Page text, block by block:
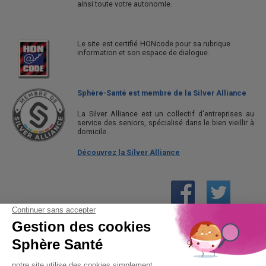
ainsi toute votre autonomie.
Le site est certifié HONcode pour sa rubrique
information et son espace de dialogue.
Sphère-Santé est membre de la Silver Alliance
La Silver Alliance est un collectif d'entreprises au
service des seniors, spécialisé dans le bien vieillir à
domicile.
Découvrez la Silver Alliance
01 61 30 15 94
(prix d’un appel local)